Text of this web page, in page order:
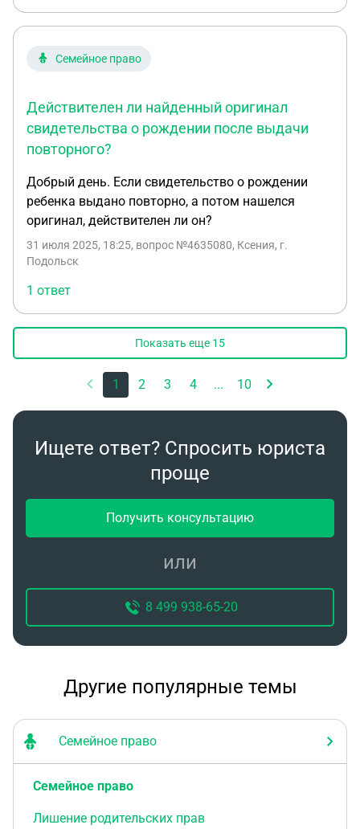
Семейное право
Действителен ли найденный оригинал
свидетельства о рождении после выдачи
повторного?
Добрый день. Если свидетельство о рождении
ребенка выдано повторно, а потом нашелся
оригинал, действителен ли он?
31 июля 2025, 18:25, вопрос №4635080, Ксения, г.
Подольск
1 ответ
Показать еще 15
1 2 3 4 ... 10
Ищете ответ? Спросить юриста
проще
Получить консультацию
или
8 499 938-65-20
Другие популярные темы
Семейное право
Семейное право
Лишение родительских прав